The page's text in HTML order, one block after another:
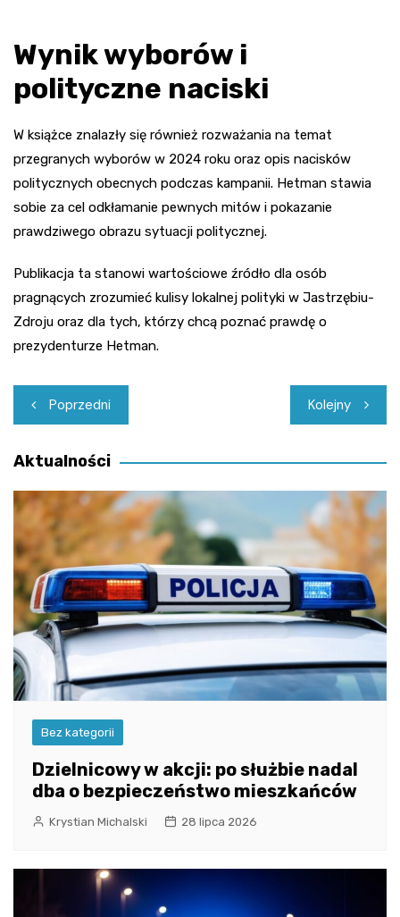
Wynik wyborów i
polityczne naciski
W książce znalazły się również rozważania na temat
przegranych wyborów w 2024 roku oraz opis nacisków
politycznych obecnych podczas kampanii. Hetman stawia
sobie za cel odkłamanie pewnych mitów i pokazanie
prawdziwego obrazu sytuacji politycznej.
Publikacja ta stanowi wartościowe źródło dla osób
pragnących zrozumieć kulisy lokalnej polityki w Jastrzębiu-
Zdroju oraz dla tych, którzy chcą poznać prawdę o
prezydenturze Hetman.
Nawigacja
wpisu
Poprzedni Kolejny
Aktualności
Bez kategorii
Dzielnicowy w akcji: po służbie nadal
dba o bezpieczeństwo mieszkańców
Krystian Michalski 28 lipca 2026